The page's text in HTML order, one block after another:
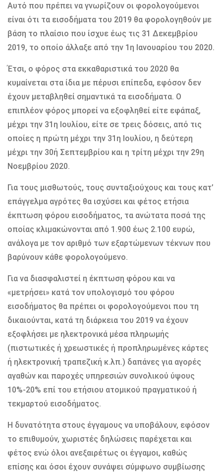
Αυτό που πρέπει να γνωρίζουν οι φορολογούμενοι
είναι ότι τα εισοδήματα του 2019 θα φορολογηθούν με
βάση το πλαίσιο που ίσχυε έως τις 31 Δεκεμβρίου
2019, το οποίο άλλαξε από την 1η Ιανουαρίου του 2020.
Έτσι, ο φόρος στα εκκαθαριστικά του 2020 θα
κυμαίνεται στα ίδια με πέρυσι επίπεδα, εφόσον δεν
έχουν μεταβληθεί σημαντικά τα εισοδήματα. Ο
επιπλέον φόρος μπορεί να εξοφληθεί είτε εφάπαξ,
μέχρι την 31η Ιουλίου, είτε σε τρεις δόσεις, από τις
οποίες η πρώτη μέχρι την 31η Ιουλίου, η δεύτερη
μέχρι την 30ή Σεπτεμβρίου και η τρίτη μέχρι την 29η
Νοεμβρίου 2020.
Για τους μισθωτούς, τους συνταξιούχους και τους κατ’
επάγγελμα αγρότες θα ισχύσει και φέτος ετήσια
έκπτωση φόρου εισοδήματος, τα ανώτατα ποσά της
οποίας κλιμακώνονται από 1.900 έως 2.100 ευρώ,
ανάλογα με τον αριθμό των εξαρτώμενων τέκνων που
βαρύνουν κάθε φορολογούμενο.
Για να διασφαλιστεί η έκπτωση φόρου και να
«μετρήσει» κατά τον υπολογισμό του φόρου
εισοδήματος θα πρέπει οι φορολογούμενοι που τη
δικαιούνται, κατά τη διάρκεια του 2019 να έχουν
εξοφλήσει με ηλεκτρονικά μέσα πληρωμής
(πιστωτικές ή χρεωστικές ή προπληρωμένες κάρτες
ή ηλεκτρονική τραπεζική κ.λπ.) δαπάνες για αγορές
αγαθών και παροχές υπηρεσιών συνολικού ύψους
10%-20% επί του ετήσιου ατομικού πραγματικού ή
τεκμαρτού εισοδήματος.
Η δυνατότητα στους έγγαμους να υποβάλουν, εφόσον
το επιθυμούν, χωριστές δηλώσεις παρέχεται και
φέτος ενώ όλοι ανεξαιρέτως οι έγγαμοι, καθώς
επίσης και όσοι έχουν συνάψει σύμφωνο συμβίωσης